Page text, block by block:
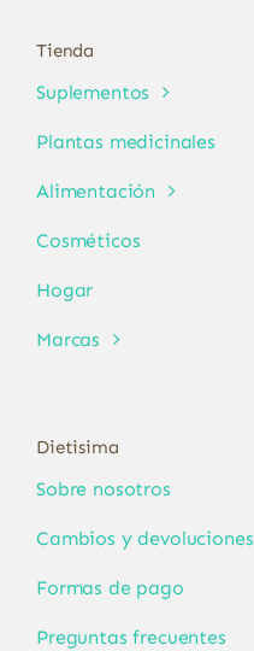
Tienda
Suplementos
Plantas medicinales
Alimentación
Cosméticos
Hogar
Marcas
Dietisima
Sobre nosotros
Cambios y devoluciones
Formas de pago
Preguntas frecuentes